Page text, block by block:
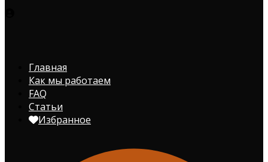
Главная
Как мы работаем
FAQ
Статьи
Избранное